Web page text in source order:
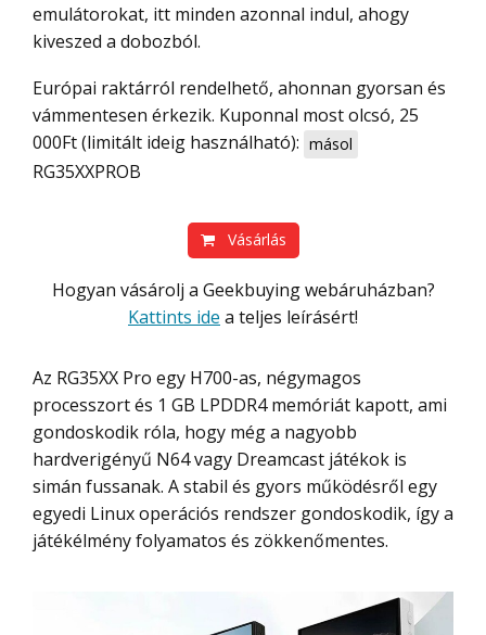
emulátorokat, itt minden azonnal indul, ahogy
kiveszed a dobozból.
Európai raktárról rendelhető, ahonnan gyorsan és
vámmentesen érkezik. Kuponnal most olcsó, 25
000Ft (limitált ideig használható): másol
RG35XXPROB
Vásárlás
Hogyan vásárolj a Geekbuying webáruházban?
Kattints ide a teljes leírásért!
Az RG35XX Pro egy H700-as, négymagos
processzort és 1 GB LPDDR4 memóriát kapott, ami
gondoskodik róla, hogy még a nagyobb
hardverigényű N64 vagy Dreamcast játékok is
simán fussanak. A stabil és gyors működésről egy
egyedi Linux operációs rendszer gondoskodik, így a
játékélmény folyamatos és zökkenőmentes.